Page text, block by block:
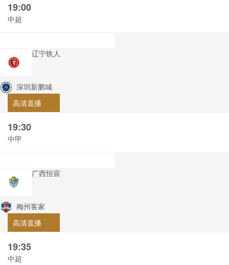
19:00
中超
辽宁铁人
深圳新鹏城
高清直播
19:30
中甲
广西恒宸
梅州客家
高清直播
19:35
中超